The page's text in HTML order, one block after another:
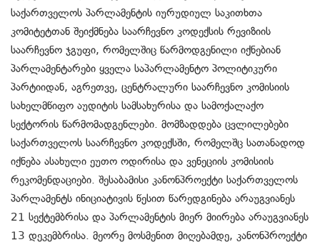
საქართველოს პარლამენტის იურუდიულ საკითხთა
კომიტეტთან შეიქმნება საარჩევნო კოდექსის რევიზიის
საარჩევნო ჯგუფი, რომელშიც წარმოდგენილი იქნებიან
პარლამენტარები ყველა საპარლამენტო პოლიტიკური
პარტიიდან, აგრეთვე, ცენტრალური საარჩევნო კომისიის
სახელმწიფო აუდიტის სამსახურისა და სამოქალაქო
სექტორის წარმომადგენლები. მომზადდება ცვლილებები
საქართველოს საარჩევნო კოდექსში, რომელშც სათანადოდ
იქნება ასახული ეუთო ოდირისა და ვენეციის კომისიის
რეკომენდაციები. შესაბამისი კანონპროექტი საქართველოს
პარლამენტს ინიციატივის წესით წარედგინება არაუგვიანეს
21 სექტემბრისა და პარლამენტის მიერ მიირება არაუგვიანეს
13 დეკემბრისა. მეორე მოსმენით მიღებამდე, კანონპროექტი